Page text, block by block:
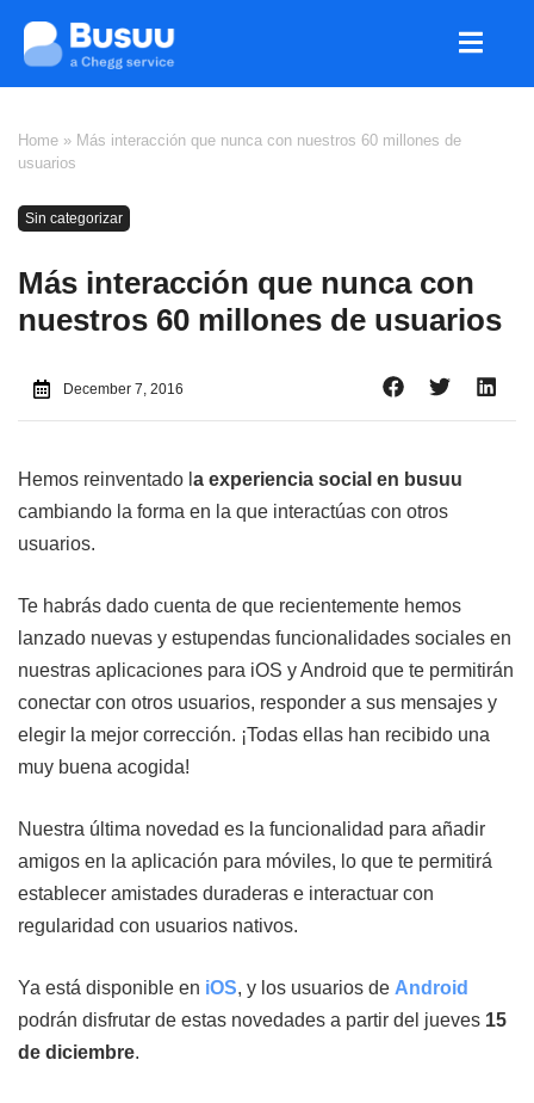
Home » Más interacción que nunca con nuestros 60 millones de
usuarios
Sin categorizar
Más interacción que nunca con
nuestros 60 millones de usuarios
December 7, 2016
Hemos reinventado l a experiencia social en busuu
cambiando la forma en la que interactúas con otros
usuarios.
Te habrás dado cuenta de que recientemente hemos
lanzado nuevas y estupendas funcionalidades sociales en
nuestras aplicaciones para iOS y Android que te permitirán
conectar con otros usuarios, responder a sus mensajes y
elegir la mejor corrección. ¡Todas ellas han recibido una
muy buena acogida!
Nuestra última novedad es la funcionalidad para añadir
amigos en la aplicación para móviles, lo que te permitirá
establecer amistades duraderas e interactuar con
regularidad con usuarios nativos.
Ya está disponible en iOS, y los usuarios de Android
podrán disfrutar de estas novedades a partir del jueves 15
de diciembre.